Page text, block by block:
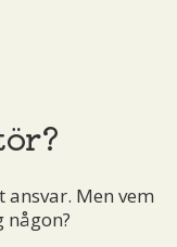
ansvar. Men vem
någon?